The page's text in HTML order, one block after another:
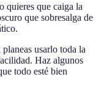
quieres que caiga la
que sobresalga de
usarlo toda la
Haz algunos
todo esté bien